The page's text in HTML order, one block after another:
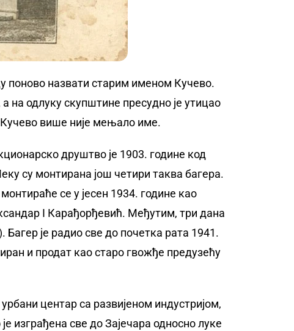
поново назвати старим именом Кучево.
на одлуку скупштине пресудно је утицао
више није мењало име.
друштво је 1903. године код
су монтирана још четири таква багера.
се у јесен 1934. године као
I Карађорђевић. Међутим, три дана
је радио све до почетка рата 1941.
и продат као старо гвожђе предузећу
центар са развијеном индустријом,
изграђена све до Зајечара односно луке